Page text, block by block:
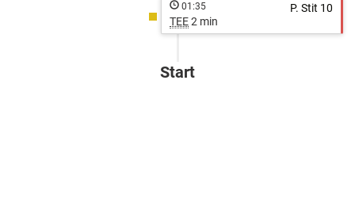
P. Stit 10
01:35
TEE2 min
Start